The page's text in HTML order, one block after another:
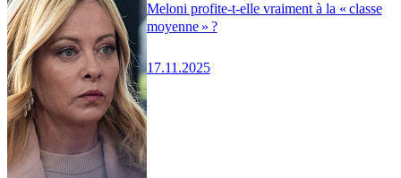
Meloni profite-t-elle vraiment à la « classe
moyenne » ?
17.11.2025